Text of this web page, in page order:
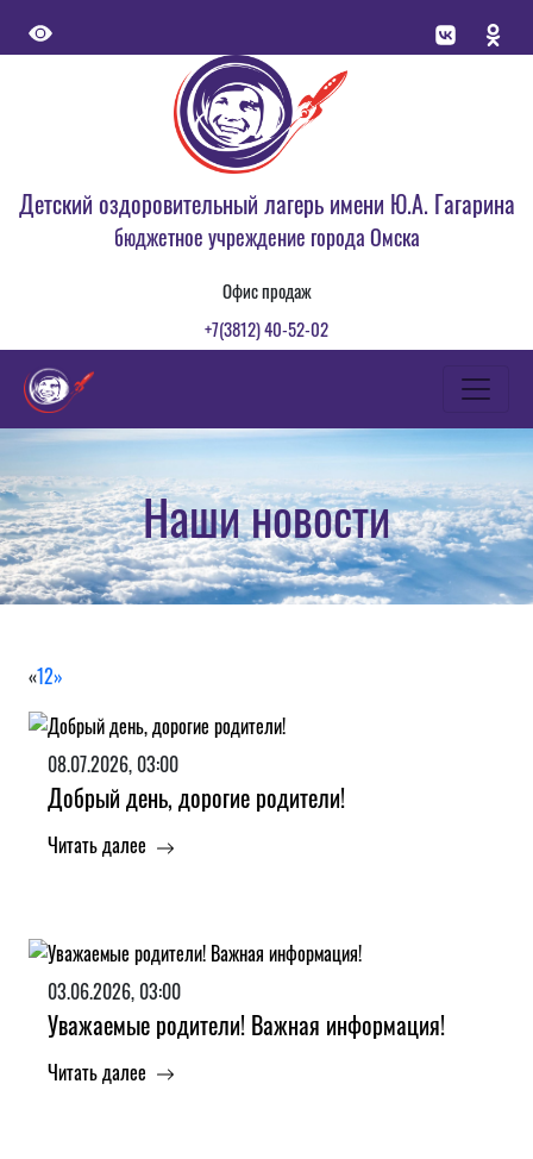
Детский оздоровительный лагерь имени Ю.А. Гагарина
бюджетное учреждение города Омска
Офис продаж
+7(3812) 40-52-02
Наши новости
«12»
08.07.2026, 03:00
Добрый день, дорогие родители!
Читать далее
03.06.2026, 03:00
Уважаемые родители! Важная информация!
Читать далее